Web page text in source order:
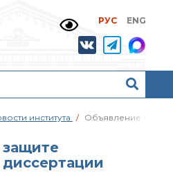
РУС ENG
института Объявление о